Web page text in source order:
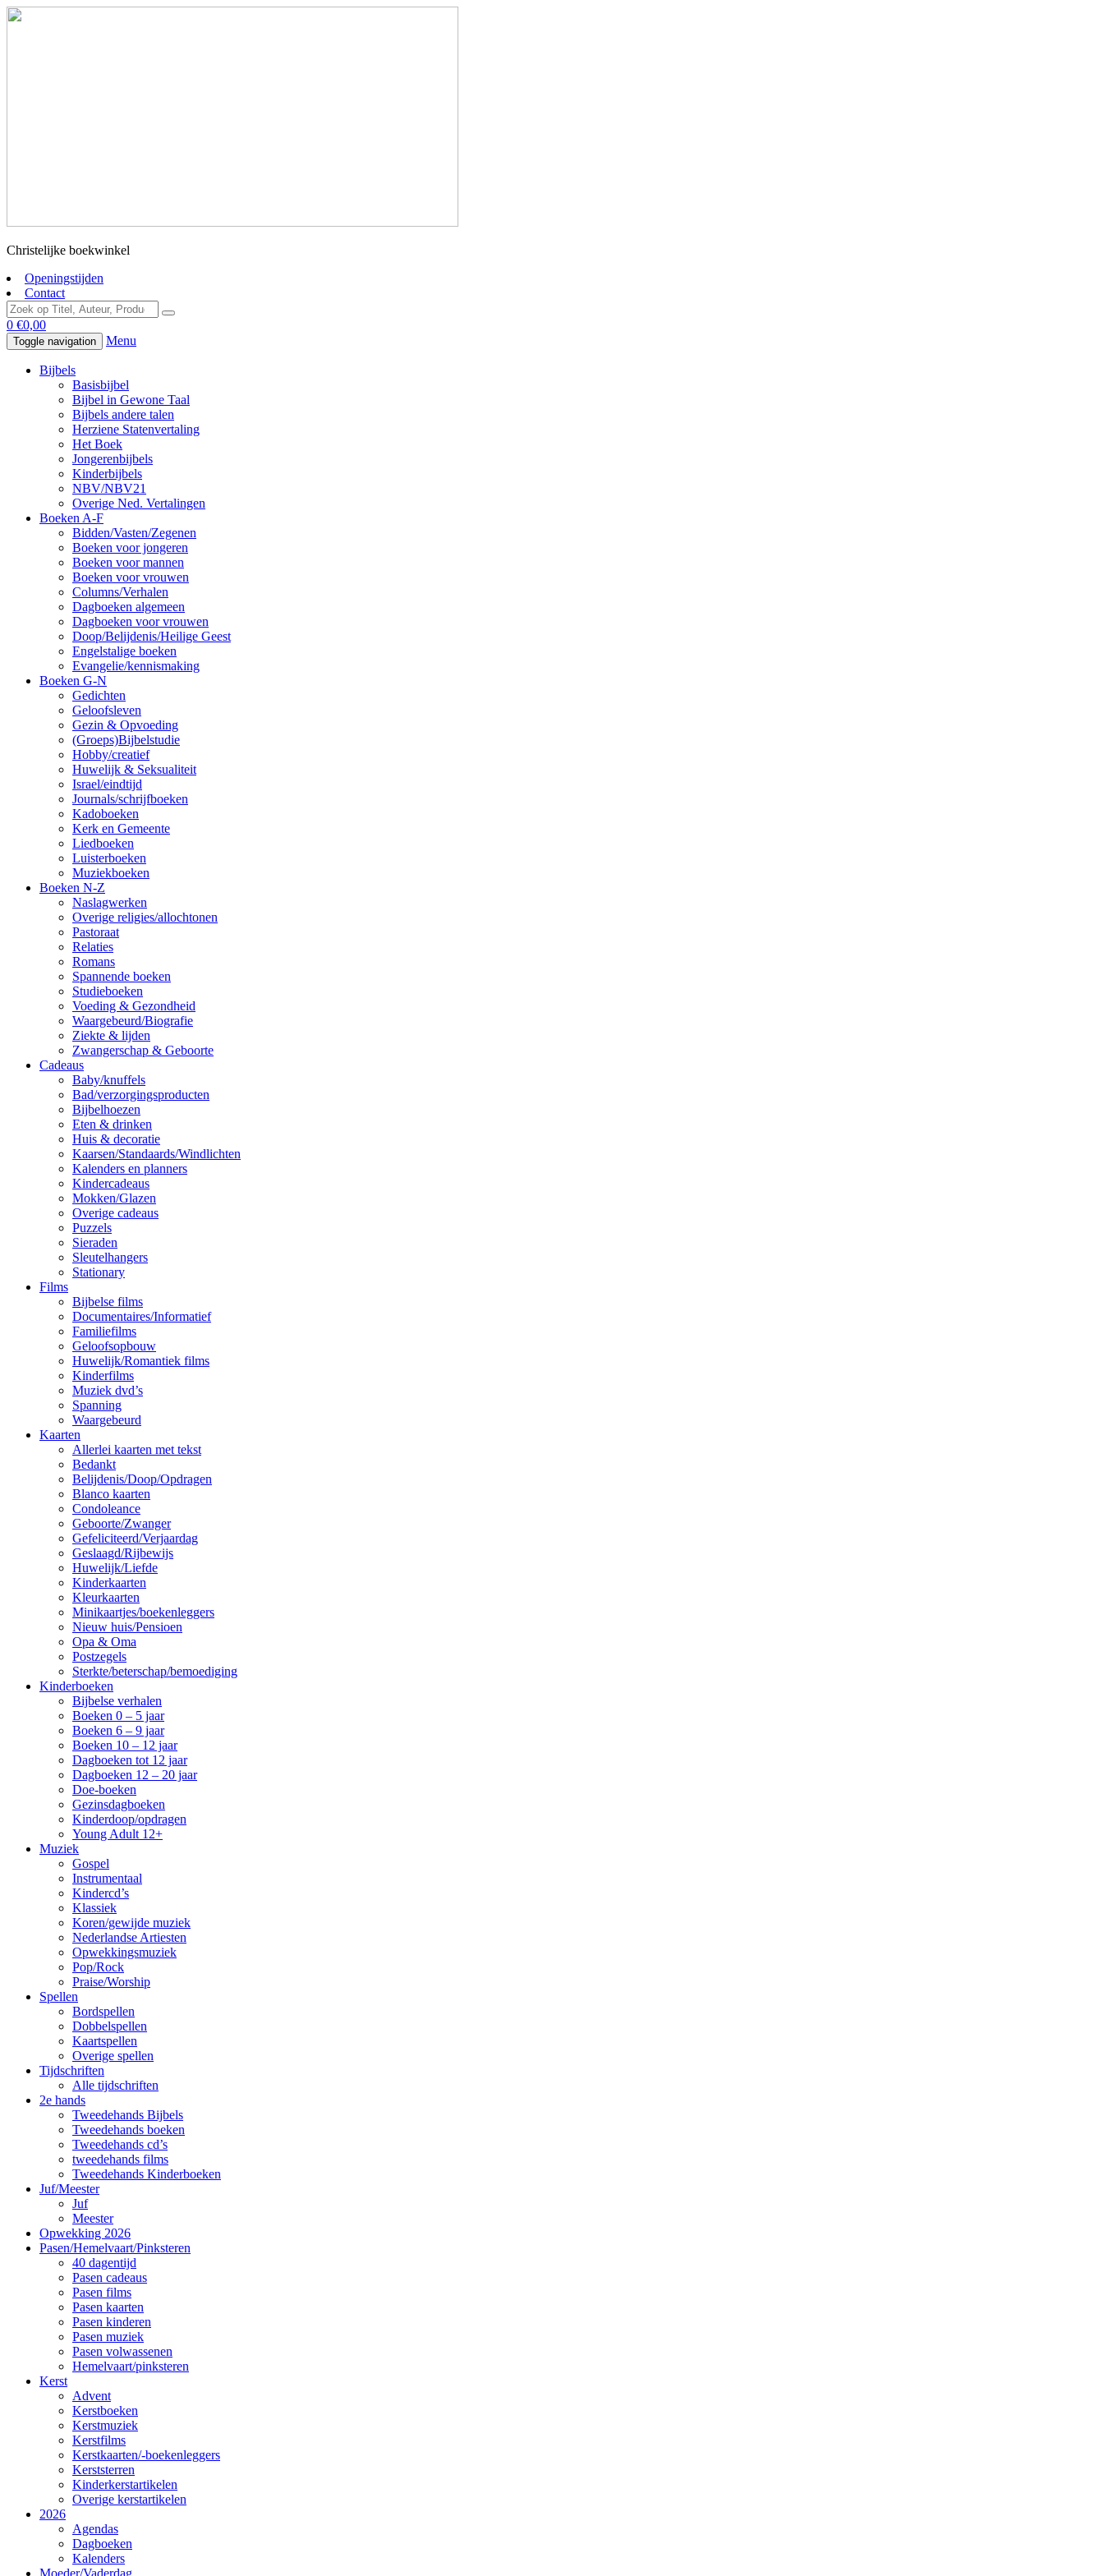
Christelijke boekwinkel
Openingstijden
Contact
0 €0,00
Toggle navigation Menu
Bijbels
Basisbijbel
Bijbel in Gewone Taal
Bijbels andere talen
Herziene Statenvertaling
Het Boek
Jongerenbijbels
Kinderbijbels
NBV/NBV21
Overige Ned. Vertalingen
Boeken A-F
Bidden/Vasten/Zegenen
Boeken voor jongeren
Boeken voor mannen
Boeken voor vrouwen
Columns/Verhalen
Dagboeken algemeen
Dagboeken voor vrouwen
Doop/Belijdenis/Heilige Geest
Engelstalige boeken
Evangelie/kennismaking
Boeken G-N
Gedichten
Geloofsleven
Gezin & Opvoeding
(Groeps)Bijbelstudie
Hobby/creatief
Huwelijk & Seksualiteit
Israel/eindtijd
Journals/schrijfboeken
Kadoboeken
Kerk en Gemeente
Liedboeken
Luisterboeken
Muziekboeken
Boeken N-Z
Naslagwerken
Overige religies/allochtonen
Pastoraat
Relaties
Romans
Spannende boeken
Studieboeken
Voeding & Gezondheid
Waargebeurd/Biografie
Ziekte & lijden
Zwangerschap & Geboorte
Cadeaus
Baby/knuffels
Bad/verzorgingsproducten
Bijbelhoezen
Eten & drinken
Huis & decoratie
Kaarsen/Standaards/Windlichten
Kalenders en planners
Kindercadeaus
Mokken/Glazen
Overige cadeaus
Puzzels
Sieraden
Sleutelhangers
Stationary
Films
Bijbelse films
Documentaires/Informatief
Familiefilms
Geloofsopbouw
Huwelijk/Romantiek films
Kinderfilms
Muziek dvd’s
Spanning
Waargebeurd
Kaarten
Allerlei kaarten met tekst
Bedankt
Belijdenis/Doop/Opdragen
Blanco kaarten
Condoleance
Geboorte/Zwanger
Gefeliciteerd/Verjaardag
Geslaagd/Rijbewijs
Huwelijk/Liefde
Kinderkaarten
Kleurkaarten
Minikaartjes/boekenleggers
Nieuw huis/Pensioen
Opa & Oma
Postzegels
Sterkte/beterschap/bemoediging
Kinderboeken
Bijbelse verhalen
Boeken 0 – 5 jaar
Boeken 6 – 9 jaar
Boeken 10 – 12 jaar
Dagboeken tot 12 jaar
Dagboeken 12 – 20 jaar
Doe-boeken
Gezinsdagboeken
Kinderdoop/opdragen
Young Adult 12+
Muziek
Gospel
Instrumentaal
Kindercd’s
Klassiek
Koren/gewijde muziek
Nederlandse Artiesten
Opwekkingsmuziek
Pop/Rock
Praise/Worship
Spellen
Bordspellen
Dobbelspellen
Kaartspellen
Overige spellen
Tijdschriften
Alle tijdschriften
2e hands
Tweedehands Bijbels
Tweedehands boeken
Tweedehands cd’s
tweedehands films
Tweedehands Kinderboeken
Juf/Meester
Juf
Meester
Opwekking 2026
Pasen/Hemelvaart/Pinksteren
40 dagentijd
Pasen cadeaus
Pasen films
Pasen kaarten
Pasen kinderen
Pasen muziek
Pasen volwassenen
Hemelvaart/pinksteren
Kerst
Advent
Kerstboeken
Kerstmuziek
Kerstfilms
Kerstkaarten/-boekenleggers
Kerststerren
Kinderkerstartikelen
Overige kerstartikelen
2026
Agendas
Dagboeken
Kalenders
Moeder/Vaderdag